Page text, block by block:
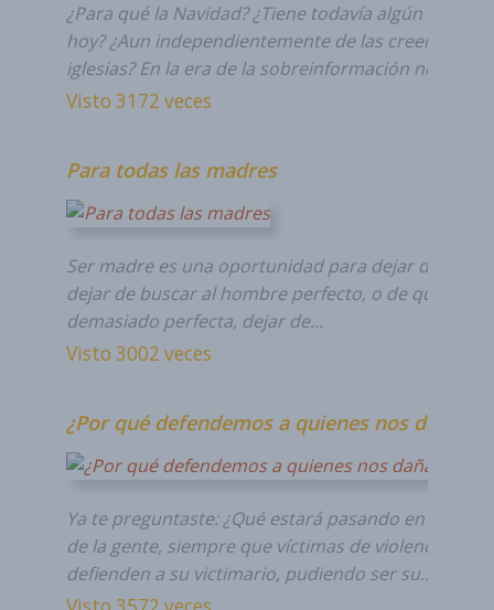
¿Para qué la Navidad? ¿Tiene todavía algún sentido
hoy? ¿Aun independientemente de las creencias e
iglesias? En la era de la sobreinformación no
Visto 3172 veces
Para todas las madres
Ser madre es una oportunidad para dejar de ser
dejar de buscar al hombre perfecto, o de querer
demasiado perfecta, dejar de…
Visto 3002 veces
¿Por qué defendemos a quienes nos dañan?
Ya te preguntaste: ¿Qué estará pasando en la
de la gente, siempre que víctimas de violencia
defienden a su victimario, pudiendo ser su…